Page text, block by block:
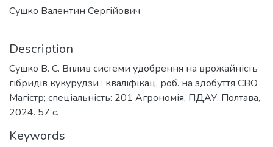
Сушко Валентин Сергійович
Description
Сушко В. С. Вплив системи удобрення на врожайність
гібридів кукурудзи : кваліфікац. роб. на здобуття СВО
Магістр; спеціальність: 201 Агрономія, ПДАУ. Полтава,
2024. 57 с.
Keywords